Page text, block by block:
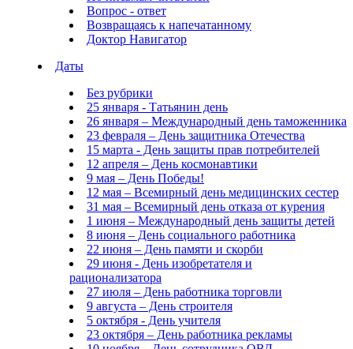
Вопрос - ответ
Возвращаясь к напечатанному
Доктор Навигатор
Даты
Без рубрики
25 января - Татьянин день
26 января – Международный день таможенника
23 февраля – День защитника Отечества
15 марта - День защиты прав потребителей
12 апреля – День космонавтики
9 мая – День Победы!
12 мая – Всемирный день медицинских сестер
31 мая – Всемирный день отказа от курения
1 июня – Международный день защиты детей
8 июня – День социального работника
22 июня – День памяти и скорби
29 июня - День изобретателя и
рационализатора
27 июля – День работника торговли
9 августа – День строителя
5 октября - День учителя
23 октября – День работника рекламы